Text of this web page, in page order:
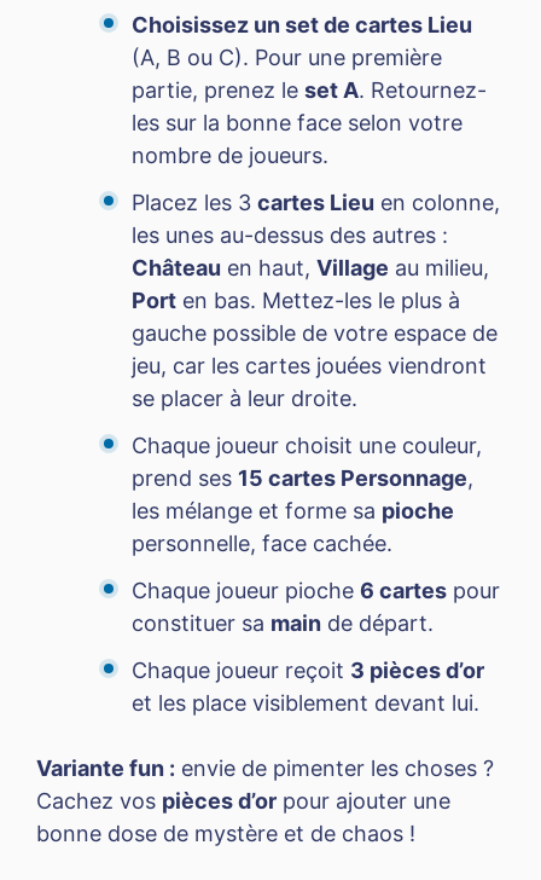
Choisissez un set de cartes Lieu
(A, B ou C). Pour une première
partie, prenez le set A. Retournez-
les sur la bonne face selon votre
nombre de joueurs.
Placez les 3 cartes Lieu en colonne,
les unes au-dessus des autres :
Château en haut, Village au milieu,
Port en bas. Mettez-les le plus à
gauche possible de votre espace de
jeu, car les cartes jouées viendront
se placer à leur droite.
Chaque joueur choisit une couleur,
prend ses 15 cartes Personnage,
les mélange et forme sa pioche
personnelle, face cachée.
Chaque joueur pioche 6 cartes pour
constituer sa main de départ.
Chaque joueur reçoit 3 pièces d’or
et les place visiblement devant lui.
Variante fun : envie de pimenter les choses ?
Cachez vos pièces d’or pour ajouter une
bonne dose de mystère et de chaos !